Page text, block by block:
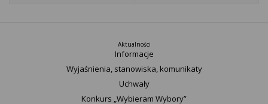
Aktualności
Informacje
Wyjaśnienia, stanowiska, komunikaty
Uchwały
Konkurs „Wybieram Wybory”